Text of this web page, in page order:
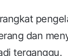
dan
terganggu.